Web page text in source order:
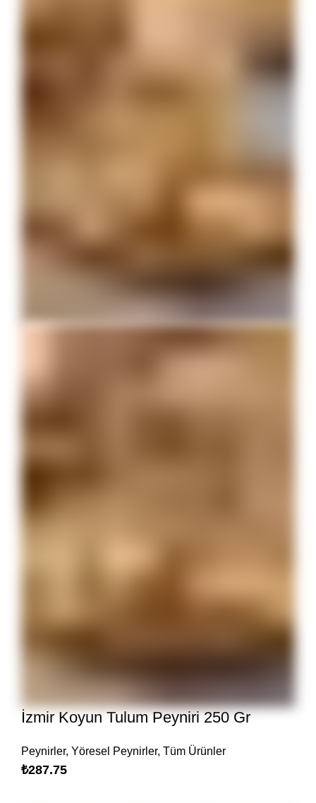
İzmir Koyun Tulum Peyniri 250 Gr
Peynirler, Yöresel Peynirler, Tüm Ürünler
₺287.75